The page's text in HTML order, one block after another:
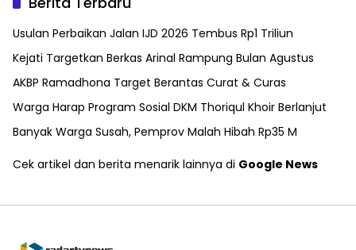
Usulan Perbaikan Jalan IJD 2026 Tembus Rp1 Triliun
Kejati Targetkan Berkas Arinal Rampung Bulan Agustus
AKBP Ramadhona Target Berantas Curat & Curas
Warga Harap Program Sosial DKM Thoriqul Khoir Berlanjut
Banyak Warga Susah, Pemprov Malah Hibah Rp35 M
Cek artikel dan berita menarik lainnya di Google News